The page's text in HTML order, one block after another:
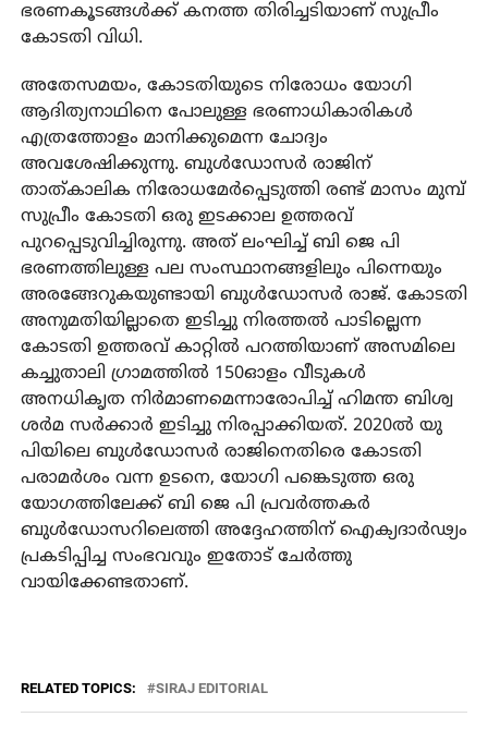
ഭരണകൂടങ്ങള്‍ക്ക് കനത്ത തിരിച്ചടിയാണ് സുപ്രീം
കോടതി വിധി.
അതേസമയം, കോടതിയുടെ നിരോധം യോഗി
ആദിത്യനാഥിനെ പോലുള്ള ഭരണാധികാരികള്‍
എത്രത്തോളം മാനിക്കുമെന്ന ചോദ്യം
അവശേഷിക്കുന്നു. ബുള്‍ഡോസര്‍ രാജിന്
താത്കാലിക നിരോധമേര്‍പ്പെടുത്തി രണ്ട് മാസം മുമ്പ്
സുപ്രീം കോടതി ഒരു ഇടക്കാല ഉത്തരവ്
പുറപ്പെടുവിച്ചിരുന്നു. അത് ലംഘിച്ച് ബി ജെ പി
ഭരണത്തിലുള്ള പല സംസ്ഥാനങ്ങളിലും പിന്നെയും
അരങ്ങേറുകയുണ്ടായി ബുള്‍ഡോസര്‍ രാജ്. കോടതി
അനുമതിയില്ലാതെ ഇടിച്ചു നിരത്തല്‍ പാടില്ലെന്ന
കോടതി ഉത്തരവ് കാറ്റില്‍ പറത്തിയാണ് അസമിലെ
കച്ചുതാലി ഗ്രാമത്തില്‍ 150ഓളം വീടുകള്‍
അനധികൃത നിര്‍മാണമെന്നാരോപിച്ച് ഹിമന്ത ബിശ്വ
ശര്‍മ സര്‍ക്കാര്‍ ഇടിച്ചു നിരപ്പാക്കിയത്. 2020ല്‍ യു
പിയിലെ ബുള്‍ഡോസര്‍ രാജിനെതിരെ കോടതി
പരാമര്‍ശം വന്ന ഉടനെ, യോഗി പങ്കെടുത്ത ഒരു
യോഗത്തിലേക്ക് ബി ജെ പി പ്രവര്‍ത്തകര്‍
ബുള്‍ഡോസറിലെത്തി അദ്ദേഹത്തിന് ഐക്യദാര്‍ഢ്യം
പ്രകടിപ്പിച്ച സംഭവവും ഇതോട് ചേര്‍ത്തു
വായിക്കേണ്ടതാണ്.
RELATED TOPICS: SIRAJ EDITORIAL